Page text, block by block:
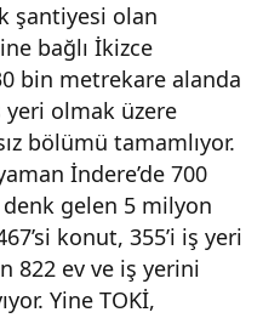
şantiyesi olan
bağlı İkizce
bin metrekare alanda
yeri olmak üzere
bölümü tamamlıyor.
İndere’de 700
gelen 5 milyon
konut, 355’i iş yeri
822 ev ve iş yerini
Yine TOKİ,